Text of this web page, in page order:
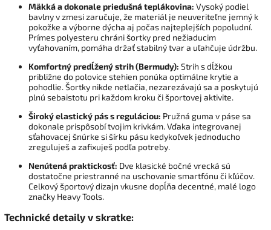
Mäkká a dokonale priedušná teplákovina: Vysoký podiel
bavlny v zmesi zaručuje, že materiál je neuveriteľne jemný k
pokožke a výborne dýcha aj počas najteplejších popoludní.
Prímes polyesteru chráni šortky pred nežiaducim
vyťahovaním, pomáha držať stabilný tvar a uľahčuje údržbu.
Komfortný predĺžený strih (Bermudy): Strih s dĺžkou
približne do polovice stehien ponúka optimálne krytie a
pohodlie. Šortky nikde netlačia, nezarezávajú sa a poskytujú
plnú sebaistotu pri každom kroku či športovej aktivite.
Široký elastický pás s reguláciou: Pružná guma v páse sa
dokonale prispôsobí tvojim krivkám. Vďaka integrovanej
sťahovacej šnúrke si šírku pásu kedykoľvek jednoducho
zreguluješ a zafixuješ podľa potreby.
Nenútená praktickosť: Dve klasické bočné vrecká sú
dostatočne priestranné na uschovanie smartfónu či kľúčov.
Celkový športový dizajn vkusne dopĺňa decentné, malé logo
značky Heavy Tools.
Technické detaily v skratke: